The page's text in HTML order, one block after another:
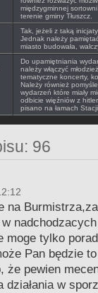
międzygminnej
terenie gminy Tłuszcz.
Tak, jeżeli z taką
Jednak należy
miasto budowała,
Do upamiętniania
należy włączyć
tematyczne koncerty,
Należy również
wydarzeń które miały
odbicie więźniów z
pisano na łamach
96
na
moge tylko
Pan będzie to
pewien
działania w